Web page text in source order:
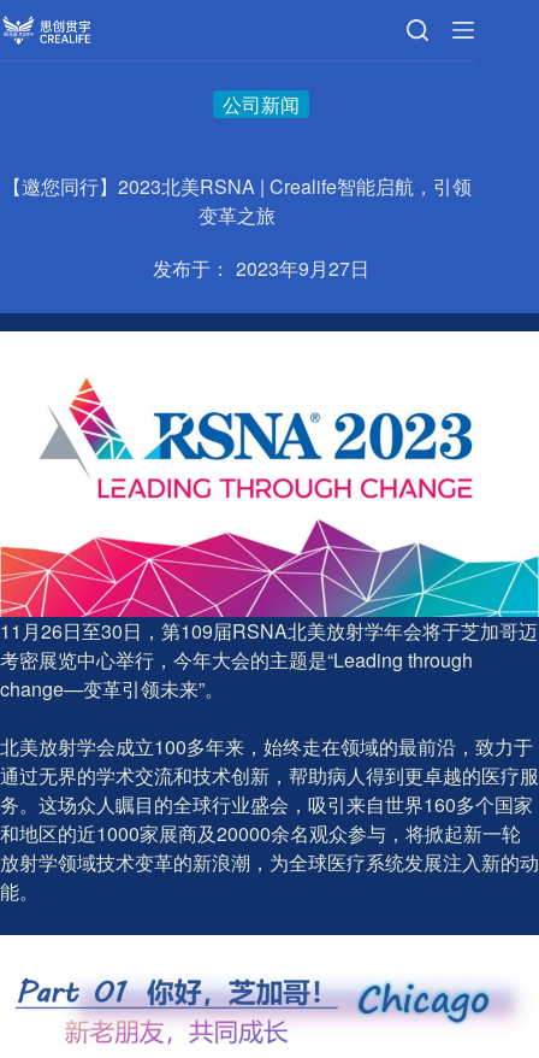
跳
至
公司新闻
【邀您同行】2023北美RSNA | Crealife智能启航，引领
变革之旅
发布于： 2023年9月27日
11月26日至30日，第109届RSNA北美放射学年会将于芝加哥迈
考密展览中心举行，今年大会的主题是“Leading through
change—变革引领未来”。
北美放射学会成立100多年来，始终走在领域的最前沿，致力于
通过无界的学术交流和技术创新，帮助病人得到更卓越的医疗服
务。这场众人瞩目的全球行业盛会，吸引来自世界160多个国家
和地区的近1000家展商及20000余名观众参与，将掀起新一轮
放射学领域技术变革的新浪潮，为全球医疗系统发展注入新的动
能。